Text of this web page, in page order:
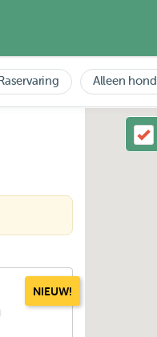
Raservaring Alleen
NIEUW!